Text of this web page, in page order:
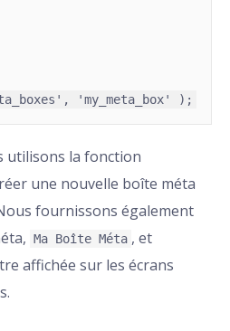
utilisons la fonction
une nouvelle boîte méta
fournissons également
Ma Boîte Méta , et
affichée sur les écrans